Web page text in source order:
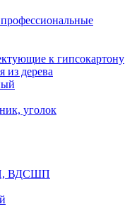
к гипсокартону
из дерева
уголок
ВДСШП